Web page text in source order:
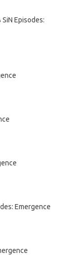
Episodes:
Emergence